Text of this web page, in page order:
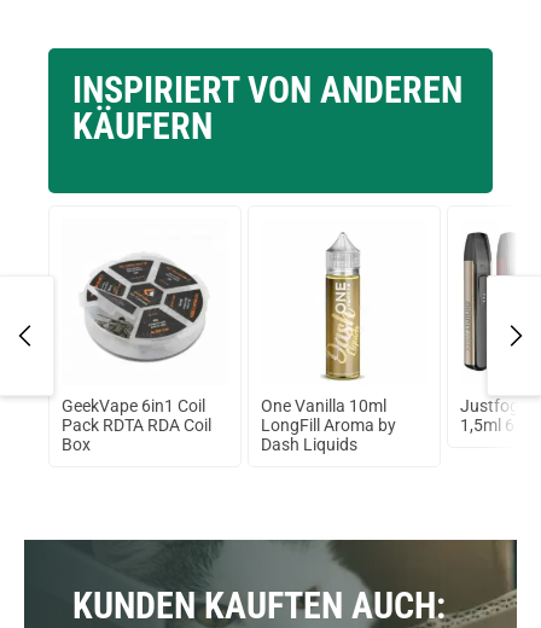
INSPIRIERT VON ANDEREN
KÄUFERN
GeekVape 6in1 Coil
Pack RDTA RDA Coil
Box
One Vanilla 10ml
LongFill Aroma by
Dash Liquids
Justfog
1,5ml
KUNDEN KAUFTEN AUCH: